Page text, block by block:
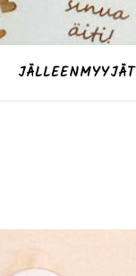
JÄLLEENMYYJÄT